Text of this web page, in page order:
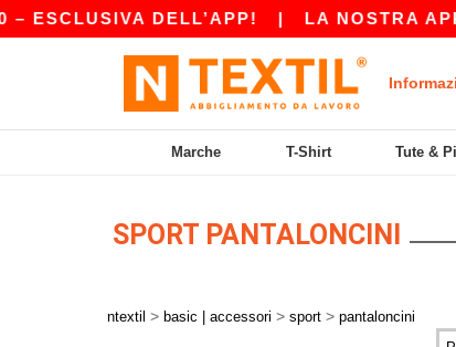
DELL’APP!| LA NOSTRA APP
Marche T-Shirt Tute &
SPORT PANTALONCINI
ntextil > basic | accessori > sport > pantaloncini